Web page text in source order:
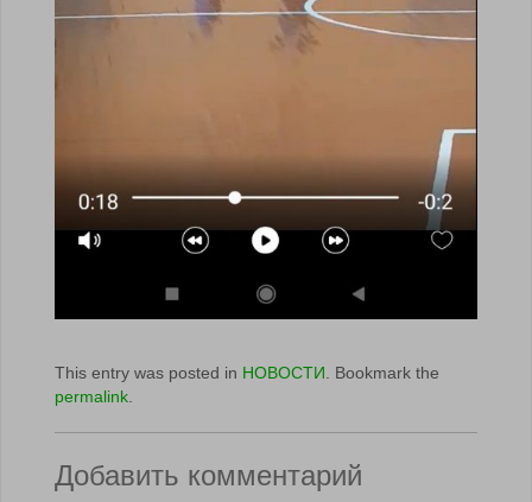
This entry was posted in НОВОСТИ. Bookmark the
permalink.
Добавить комментарий